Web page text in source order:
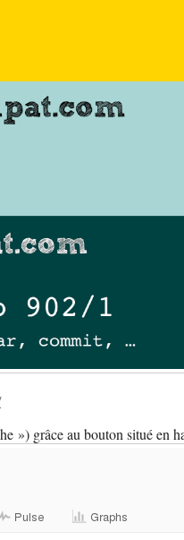
») grâce au bouton situé en